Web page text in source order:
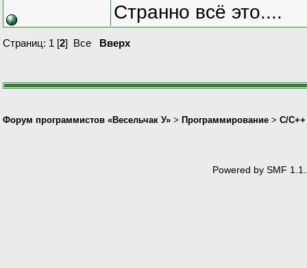
Странно всё это....
Страниц: 1 [2] Все Вверх
Форум программистов «Весельчак У» > Программирование > C/C++
Powered by SMF